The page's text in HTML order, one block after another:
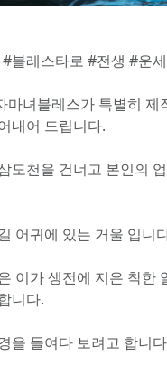
블레스타로 #전생 #운
마녀블레스가 특별히 제
내어 드립니다.
도천을 건너고 본인의
어귀에 있는 거울 입니
이가 생전에 지은 착한
니다.
을 들여다 보려고 합니